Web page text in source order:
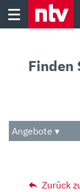
Skip
Audio
Das Beste
Finden
Angebote ▾
Zurück